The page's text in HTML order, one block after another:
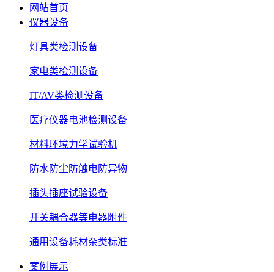
网站首页
仪器设备
灯具类检测设备
家电类检测设备
IT/AV类检测设备
医疗仪器电池检测设备
材料环境力学试验机
防水防尘防触电防异物
插头插座试验设备
开关耦合器等电器附件
通用设备耗材杂类标准
案例展示